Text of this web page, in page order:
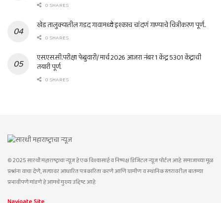
0 SHARES
खेड तालुक्यातील गडद गावामध्ये इश्काच चांदणं गाण्याचे चित्रीकरण पूर्ण..
0 SHARES
एस.एस.सी.परीक्षा फेब्रुवारी/ मार्च 2026 आजरा नंबर 1 केंद्र 5301 केंद्राची
तयारी पूर्ण.
0 SHARES
© 2025 सारथी महाराष्ट्राचा न्यूज हे एक विश्वासार्ह व निष्पक्ष डिजिटल न्यूज पोर्टल आहे. समाजाच्या मूळ
प्रश्नांना वाचा देणे, सत्यावर आधारित पत्रकारिता करणे आणि ग्रामीण व स्थानिक स्तरावरील बातम्या
प्रभावीपणे मांडणे हे आमचे मुख्य उद्दिष्ट आहे.